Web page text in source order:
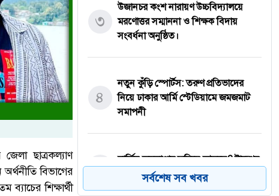
ছাত্রকল্যাণ
বিভাগের
শিক্ষার্থী
৩
উজানচর কংশ নারায়ণ উচ্চবিদ্যালয়ে
মরণোত্তর সম্মাননা ও শিক্ষক বিদায়
সংবর্ধনা অনুষ্ঠিত।
৪
নতুন কুঁড়ি স্পোর্টস: তরুণ প্রতিভাদের
নিয়ে ঢাকার আর্মি স্টেডিয়ামে জমজমাট
সমাপনী
৫
মার্কিন অস্ত্রভাণ্ডার ফুরিয়ে আসছে? ট্রাম্পের
কড়া জবাবে চাঞ্চল্য
সর্বশেষ সব খবর